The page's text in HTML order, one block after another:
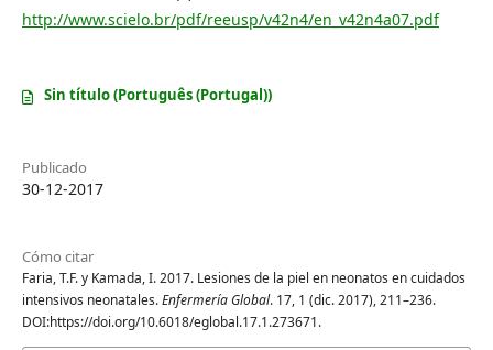
http://www.scielo.br/pdf/reeusp/v42n4/en_v42n4a07.pdf
Sin título (Português (Portugal))
Publicado
30-12-2017
Cómo citar
Faria, T.F. y Kamada, I. 2017. Lesiones de la piel en neonatos en cuidados
intensivos neonatales.Enfermería Global. 17, 1 (dic. 2017), 211–236.
DOI:https://doi.org/10.6018/eglobal.17.1.273671.